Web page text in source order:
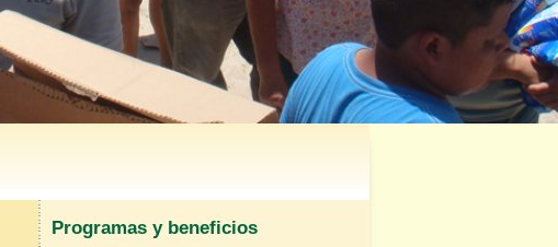
Programas y beneficios